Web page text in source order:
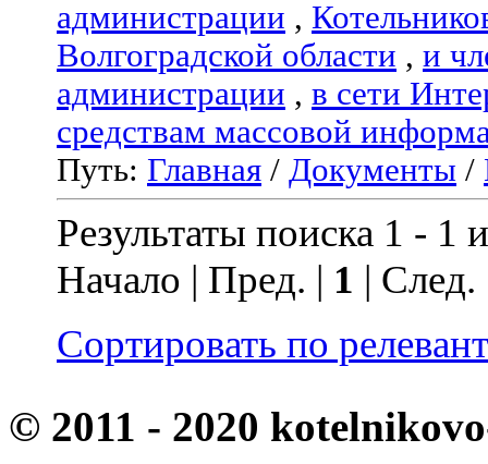
администрации ,
Волгоградской области , и
администрации , в сети
средствам массовой
Путь: Главная / Документы /
Результаты поиска 1 - 1
Начало | Пред. | 1 |
Сортировать по
© 2011 - 2020